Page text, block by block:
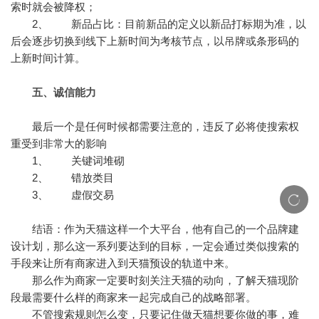
索时就会被降权；
2、 新品占比：目前新品的定义以新品打标期为准，以
后会逐步切换到线下上新时间为考核节点，以吊牌或条形码的
上新时间计算。
五、诚信能力
最后一个是任何时候都需要注意的，违反了必将使搜索权
重受到非常大的影响
1、 关键词堆砌
2、 错放类目
3、 虚假交易
结语：作为天猫这样一个大平台，他有自己的一个品牌建
设计划，那么这一系列要达到的目标，一定会通过类似搜索的
手段来让所有商家进入到天猫预设的轨道中来。
那么作为商家一定要时刻关注天猫的动向，了解天猫现阶
段最需要什么样的商家来一起完成自己的战略部署。
不管搜索规则怎么变，只要记住做天猫想要你做的事，难